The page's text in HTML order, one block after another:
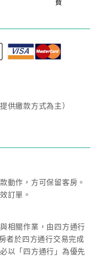
費
供繳款方式為主）
動作，方可保留客房。
訂單。
相關作業，由四方通行
者於四方通行交易完成
以「四方通行」為優先